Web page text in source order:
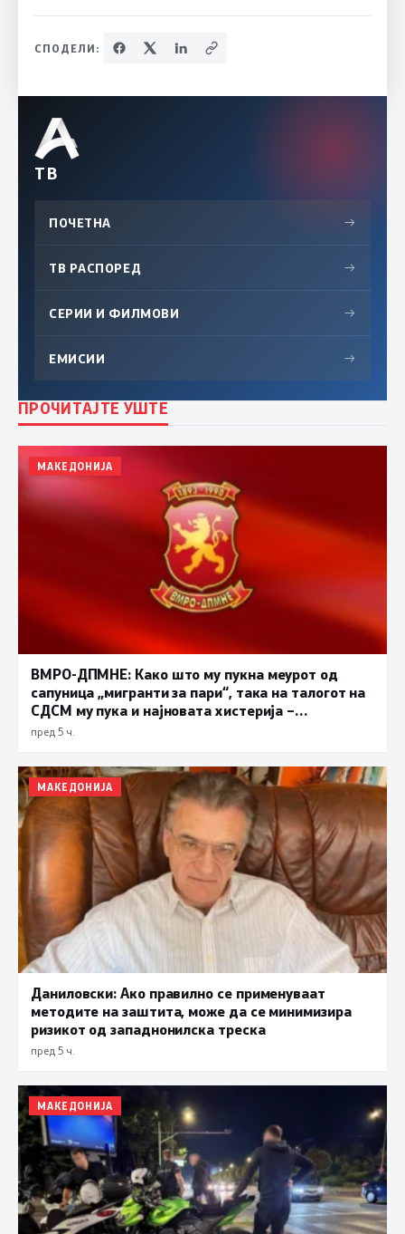
СПОДЕЛИ:
ТВ
ПОЧЕТНА →
ТВ РАСПОРЕД →
СЕРИИ И ФИЛМОВИ →
ЕМИСИИ →
ПРОЧИТАЈТЕ УШТЕ
МАКЕДОНИЈА
ВМРО-ДПМНЕ: Како што му пукна меурот од
сапуница „мигранти за пари“, така на талогот на
СДСМ му пука и најновата хистерија –
прифаќање на француски предлог
пред 5 ч.
МАКЕДОНИЈА
Даниловски: Ако правилно се применуваат
методите на заштита, може да се минимизира
ризикот од западнонилска треска
пред 5 ч.
МАКЕДОНИЈА